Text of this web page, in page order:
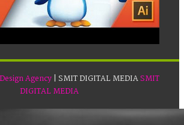
Agency| SMIT DIGITAL MEDIASMIT
DIGITAL MEDIA